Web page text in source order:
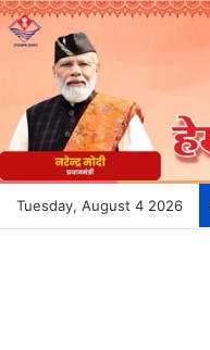
Tuesday, August 4 2026